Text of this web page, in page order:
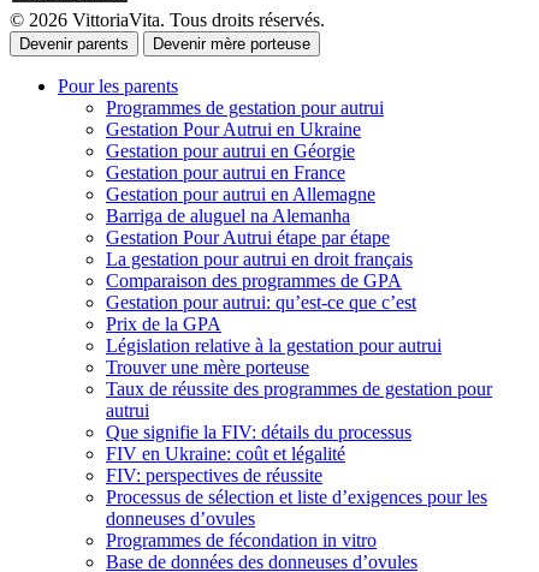
© 2026 VittoriaVita. Tous droits réservés.
Devenir parents Devenir mère porteuse
Pour les parents
Programmes de gestation pour autrui
Gestation Pour Autrui en Ukraine
Gestation pour autrui en Géorgie
Gestation pour autrui en France
Gestation pour autrui en Allemagne
Barriga de aluguel na Alemanha
Gestation Pour Autrui étape par étape
La gestation pour autrui en droit français
Comparaison des programmes de GPA
Gestation pour autrui: qu’est-ce que c’est
Prix de la GPA
Législation relative à la gestation pour autrui
Trouver une mère porteuse
Taux de réussite des programmes de gestation pour
autrui
Que signifie la FIV: détails du processus
FIV en Ukraine: coût et légalité
FIV: perspectives de réussite
Processus de sélection et liste d’exigences pour les
donneuses d’ovules
Programmes de fécondation in vitro
Base de données des donneuses d’ovules